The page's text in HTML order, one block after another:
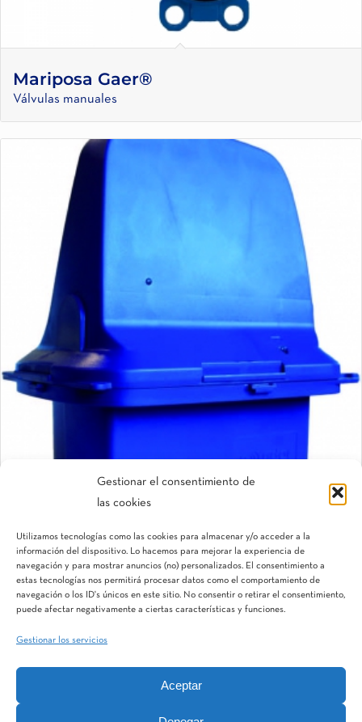
Gestionar el consentimiento de
las cookies
Utilizamos tecnologías como las cookies para almacenar y/o acceder a la
información del dispositivo. Lo hacemos para mejorar la experiencia de
navegación y para mostrar anuncios (no) personalizados. El consentimiento a
estas tecnologías nos permitirá procesar datos como el comportamiento de
navegación o los ID's únicos en este sitio. No consentir o retirar el consentimiento,
puede afectar negativamente a ciertas características y funciones.
Gestionar los servicios
Aceptar
Mariposa Gaer®
Válvulas manuales
ConDor™
Controlador electrónico para válvulas